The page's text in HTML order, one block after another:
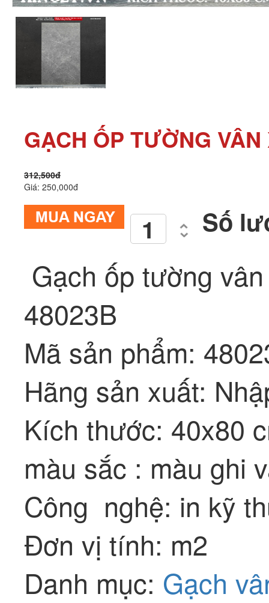
GẠCH ỐP TƯỜNG
312,500đ
Giá: 250,000đ
Số
Gạch ốp tường
48023B
Mã sản phẩm:
Hãng sản xuất:
Kích thước: 40x80
màu sắc : màu ghi
Công nghệ: in kỹ
Đơn vị tính: m2
Danh mục: Gạch